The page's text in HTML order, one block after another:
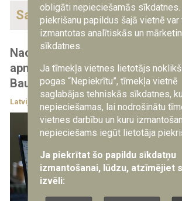
Saistītās ziņas
Nacionālais kiberdrošības
apmeklēt seminārus par
Bauskā, Jēkabpilī, Cēsīs un Rīgā
Latvijā 4.11.2025
obligāti nepieciešamās sīkdatnes.
piekrišanu papildus šajā vietnē var
izmantotas analītiskās un
sīkdatnes.
Ja tīmekļa vietnes lietotājs
pogas “Nepiekrītu”, tīmekļa vietnē
saglabājas tehniskās sīkdatnes,
nepieciešamas, lai nodrošinātu
vietnes darbību un kuru
nepieciešams iegūt lietotāja
Ja piekrītat šo papildu sīkdatņu
izmantošanai, lūdzu, atzīmējiet
izvēli: